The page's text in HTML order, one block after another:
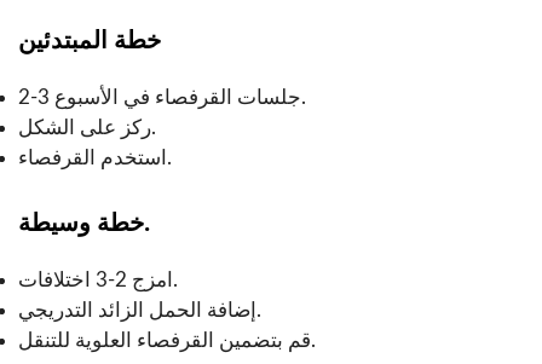
خطة المبتدئين
2-3 جلسات القرفصاء في الأسبوع.
ركز على الشكل.
استخدم القرفصاء.
خطة وسيطة.
امزج 2-3 اختلافات.
إضافة الحمل الزائد التدريجي.
قم بتضمين القرفصاء العلوية للتنقل.